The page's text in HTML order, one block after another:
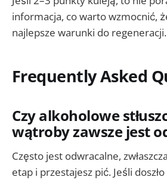
informacja, co warto wzmocnić,
najlepsze warunki do regeneracji.
Frequently Asked
Czy alkoholowe
wątroby zawsze jest
Często jest odwracalne,
etap i przestajesz pić. Jeśli